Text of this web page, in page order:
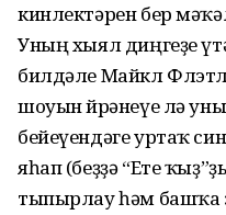
кин­лек­тәрен бер
Уның хыял диң­геҙе
билдәле Майкл
шоуын өйрәнеүе лә
бейеүендәге уртаҡ
яһап (беҙҙә “Ете
тыпырлау һәм башҡа